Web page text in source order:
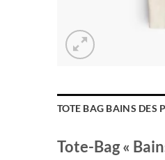
TOTE BAG BAINS DES
Tote-Bag «